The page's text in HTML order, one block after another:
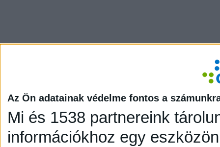
Az Ön adatainak védelme fontos a
Mi és 1538 partnereink
információkhoz egy